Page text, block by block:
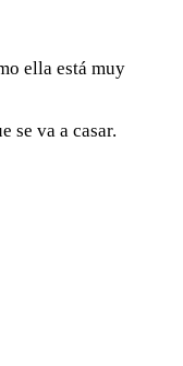
ella está muy
se va a casar.